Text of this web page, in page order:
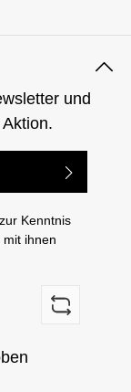
und
zur Kenntnis
ihnen